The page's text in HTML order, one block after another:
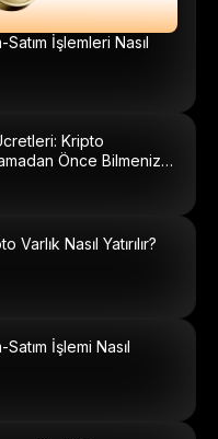
İşlemleri Nasıl
Kripto
Önce Bilmeniz
Varlık Nasıl Yatırılır?